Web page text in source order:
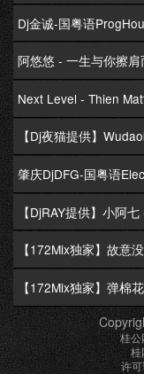
Next Level - Thien
【Dj夜猫提供】
肇庆DjDFG-国粤语
桂
桂
许